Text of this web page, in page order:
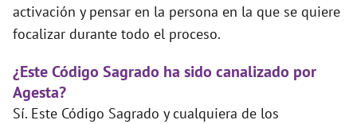
activación y pensar en la persona en la que se quiere
focalizar durante todo el proceso.
¿Este Código Sagrado ha sido canalizado por
Agesta?
Sí. Este Código Sagrado y cualquiera de los